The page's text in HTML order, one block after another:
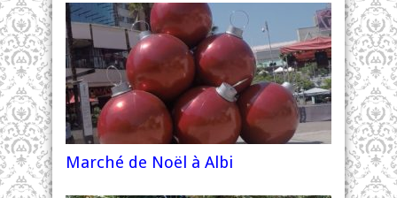
Marché de Noël à Albi